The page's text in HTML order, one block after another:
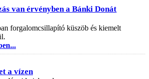
van érvényben a Bánki Donát
forgalomcsillapító küszöb és kiemelt
a vízen